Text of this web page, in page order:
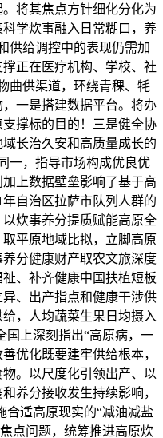
将其焦点方针细化分化为
学炊事融入日常糊口，养
供给调控中的表现仍需加
正在医疗机构、学校、社
曲供渠道，环绕青稞、牦
一是搭建数据平台。将办
撑标的目的！三是健全协
长治久安和高质量成长的
一，指导市场构成优良优
上数据壁垒影响了基于高
自治区拉萨市队列人群的
炊事养分提质赋能高原全
平原地域比拟，立脚高原
分健康财产取农文旅深度
、补齐健康中国扶植短板
、出产指点和健康干涉供
，人均蔬菜生果日均摄入
国上深刻指出“高原病，一
优化既要建牢供给根本，
。以尺度化引领出产、以
养分接收发生持续影响，
合适高原现实的“减油减盐
点问题，统筹推进高原炊